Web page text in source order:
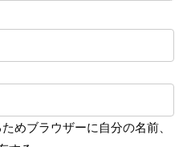
めブラウザーに自分の名前、